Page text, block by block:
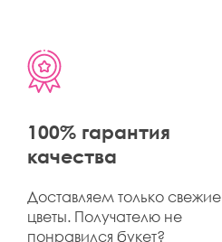
100% гарантия
качества
Доставляем только свежие
цветы. Получателю не
понравился букет?